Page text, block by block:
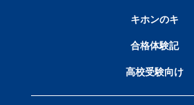
キホンのキ
合格体験記
高校受験向け